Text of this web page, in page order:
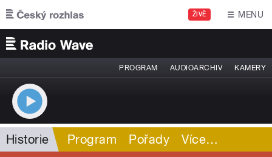
Přejít k hlavnímu obsahu
ŽIVĚ MENU
PROGRAM AUDIOARCHIV KAMERY
Historie Program Pořady Více…